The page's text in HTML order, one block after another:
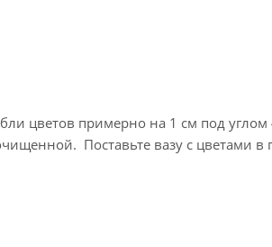
цветов примерно на 1 см под углом
Поставьте вазу с цветами в